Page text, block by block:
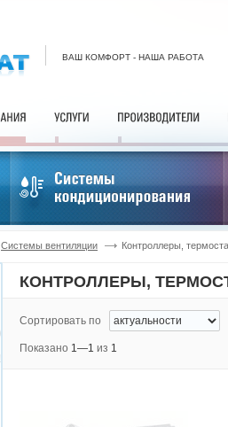
ВАШ КОМФОРТ - НАША РАБОТА
Системы вентиляции Контроллеры,
КОНТРОЛЛЕРЫ,
Сортировать по
Показано 1—1 из 1